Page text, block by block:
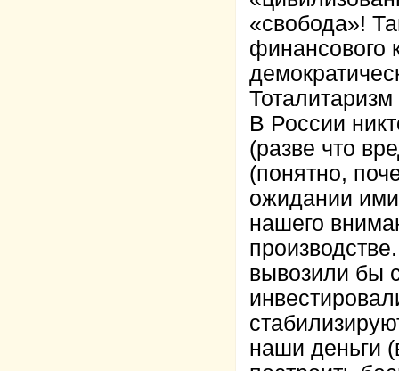
«свобода»!
финансового
В России
(разве что
(понятно,
ожидании
нашего
вывозили бы
наши деньги